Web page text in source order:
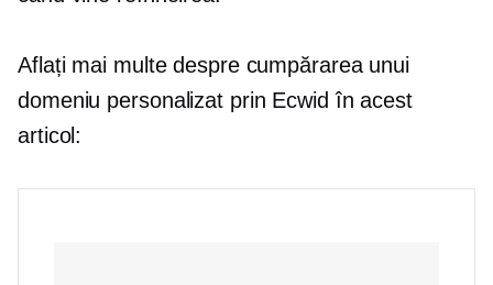
Aflați mai multe despre cumpărarea unui
domeniu personalizat prin Ecwid în acest
articol: